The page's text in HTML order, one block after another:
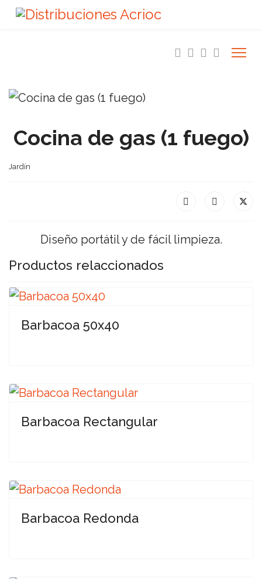
Cocina de gas (1 fuego)
Jardín
Diseño portátil y de fácil limpieza.
Productos relaccionados
Barbacoa 50x40
Barbacoa Rectangular
Barbacoa Redonda